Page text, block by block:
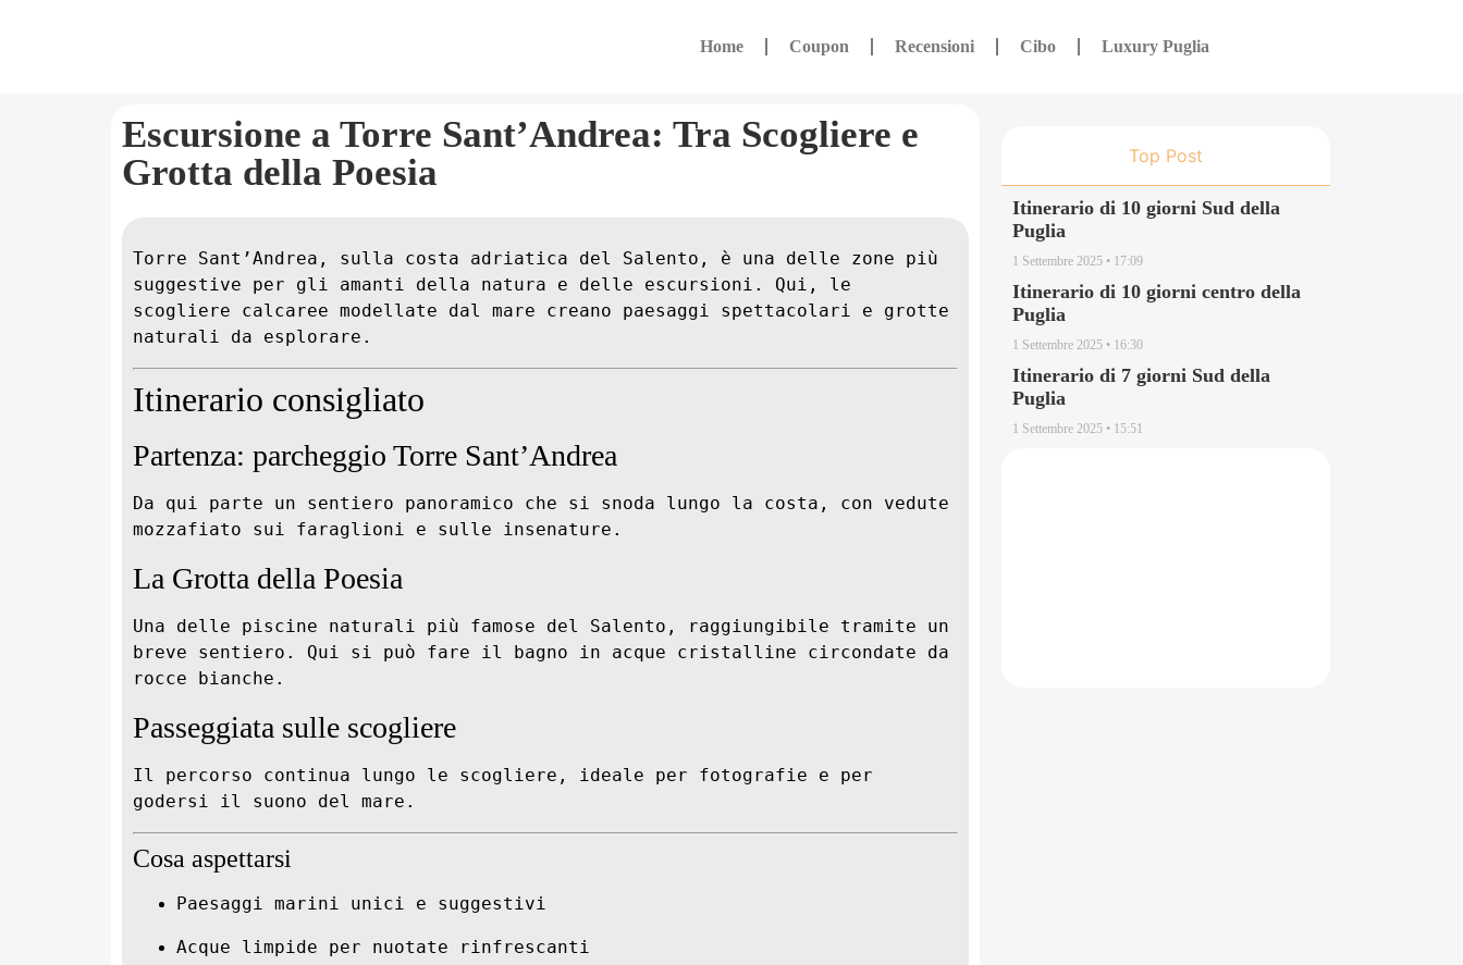
Home Coupon Recensioni Cibo Luxury Puglia
Escursione a Torre Sant’Andrea: Tra Scogliere e
Grotta della Poesia
Torre Sant’Andrea, sulla costa adriatica del Salento, è una delle zone più
suggestive per gli amanti della natura e delle escursioni. Qui, le
scogliere calcaree modellate dal mare creano paesaggi spettacolari e grotte
naturali da esplorare.
Itinerario consigliato
Partenza: parcheggio Torre Sant’Andrea
Da qui parte un sentiero panoramico che si snoda lungo la costa, con vedute
mozzafiato sui faraglioni e sulle insenature.
La Grotta della Poesia
Una delle piscine naturali più famose del Salento, raggiungibile tramite un
breve sentiero. Qui si può fare il bagno in acque cristalline circondate da
rocce bianche.
Passeggiata sulle scogliere
Il percorso continua lungo le scogliere, ideale per fotografie e per
godersi il suono del mare.
Cosa aspettarsi
Paesaggi marini unici e suggestivi
Acque limpide per nuotate rinfrescanti
Top Post
Itinerario di 10 giorni Sud della
Puglia
1 Settembre 2025 17:09
Itinerario di 10 giorni centro della
Puglia
1 Settembre 2025 16:30
Itinerario di 7 giorni Sud della
Puglia
1 Settembre 2025 15:51